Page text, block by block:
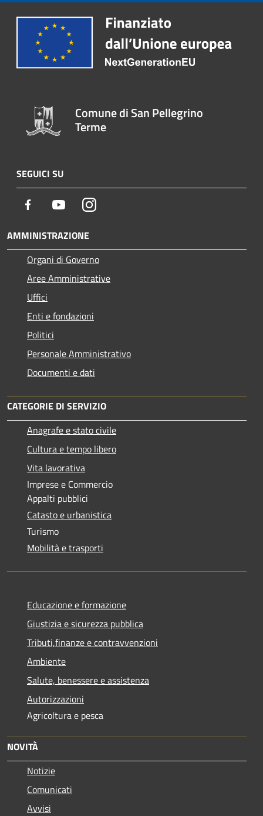
Comune di San Pellegrino
Terme
SEGUICI SU
Facebook YoutubeInstagram
AMMINISTRAZIONE
Organi di Governo
Aree Amministrative
Uffici
Enti e fondazioni
Politici
Personale Amministrativo
Documenti e dati
CATEGORIE DI SERVIZIO
Anagrafe e stato civile
Cultura e tempo libero
Vita lavorativa
Imprese e Commercio
Appalti pubblici
Catasto e urbanistica
Turismo
Mobilità e trasporti
Educazione e formazione
Giustizia e sicurezza pubblica
Tributi,finanze e contravvenzioni
Ambiente
Salute, benessere e assistenza
Autorizzazioni
Agricoltura e pesca
NOVITÀ
Notizie
Comunicati
Avvisi